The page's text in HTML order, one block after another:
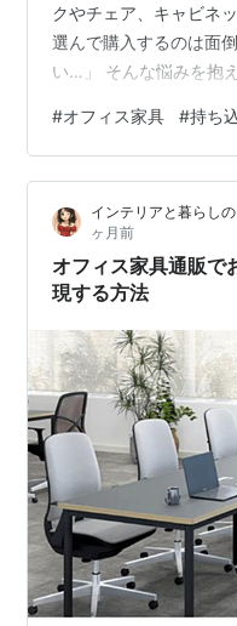
クやチェア、キャビネ
選んで購入するのは面
い…」 そんな悩みを抱
るのが「オフィス家具
特にスタートアップや
フィスを開設したい大
現代において「固定資
クとなります。 結論か
「コストを最小限に抑
ト…
#オフィス家具 #持ち
インテリアと暮らし
ヶ月前
オフィス家具通販で
現する方法